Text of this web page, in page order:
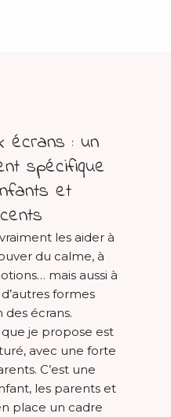
écrans : un
spécifique
et
les aider à
du calme, à
mais aussi à
formes
des écrans.
je propose est
avec une forte
C’est une
les parents et
place un cadre